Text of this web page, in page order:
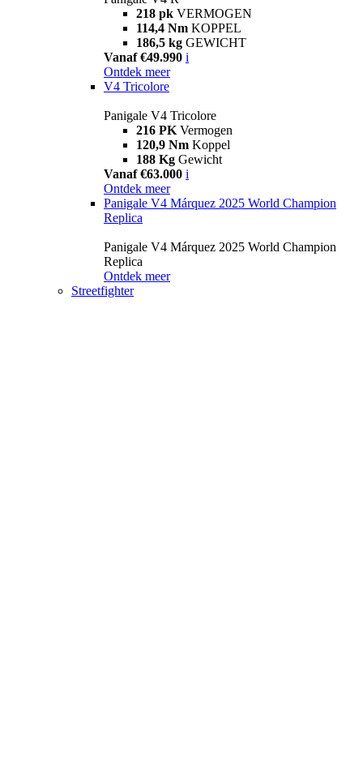
218 pk VERMOGEN
114,4 Nm KOPPEL
186,5 kg GEWICHT
Vanaf €49.990 i
Ontdek meer
V4 Tricolore
Panigale V4 Tricolore
216 PK Vermogen
120,9 Nm Koppel
188 Kg Gewicht
Vanaf €63.000 i
Ontdek meer
Panigale V4 Márquez 2025 World Champion
Replica
Panigale V4 Márquez 2025 World Champion
Replica
Ontdek meer
Streetfighter